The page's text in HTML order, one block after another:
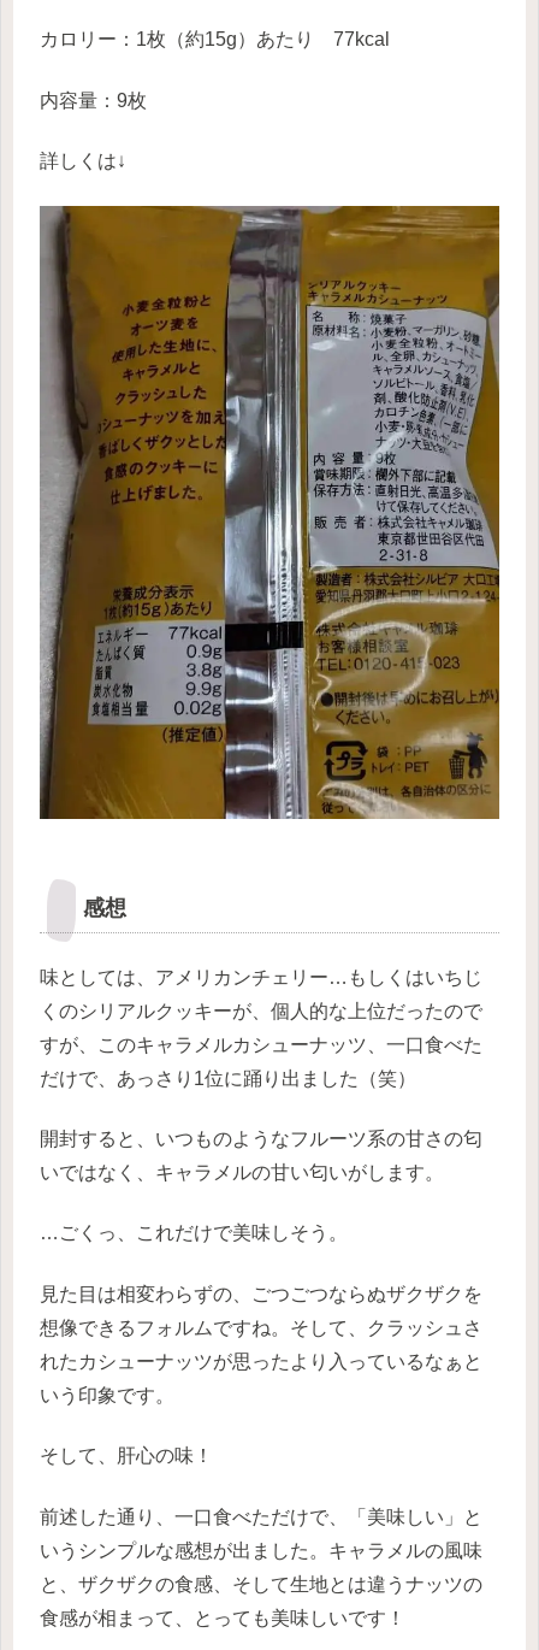
カロリー：1枚（約15g）あたり 77kcal
内容量：9枚
詳しくは↓
感想
味としては、アメリカンチェリー…もしくはいちじ
くのシリアルクッキーが、個人的な上位だったので
すが、このキャラメルカシューナッツ、一口食べた
だけで、あっさり1位に踊り出ました（笑）
開封すると、いつものようなフルーツ系の甘さの匂
いではなく、キャラメルの甘い匂いがします。
…ごくっ、これだけで美味しそう。
見た目は相変わらずの、ごつごつならぬザクザクを
想像できるフォルムですね。そして、クラッシュさ
れたカシューナッツが思ったより入っているなぁと
いう印象です。
そして、肝心の味！
前述した通り、一口食べただけで、「美味しい」と
いうシンプルな感想が出ました。キャラメルの風味
と、ザクザクの食感、そして生地とは違うナッツの
食感が相まって、とっても美味しいです！